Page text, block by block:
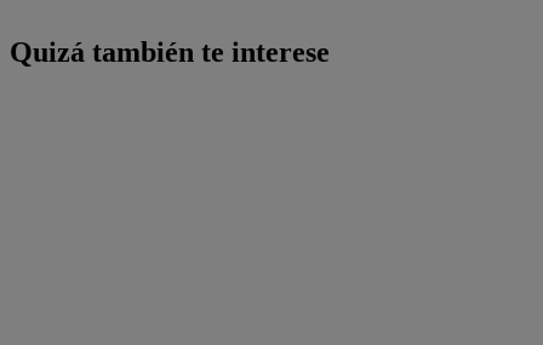
Quizá también te interese